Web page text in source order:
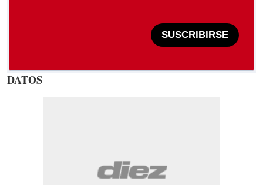
SUSCRIBIRSE
DATOS